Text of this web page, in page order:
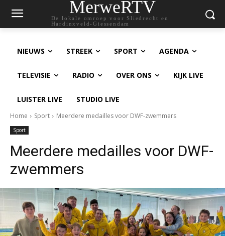
MerweRTV
De lokale omroep voor Sliedrecht en
Hardinxveld-Giessendam
NIEUWS STREEK SPORT AGENDA
TELEVISIE RADIO OVER ONS KIJK LIVE
LUISTER LIVE STUDIO LIVE
Home Sport Meerdere medailles voor DWF-zwemmers
Sport
Meerdere medailles voor DWF-
zwemmers